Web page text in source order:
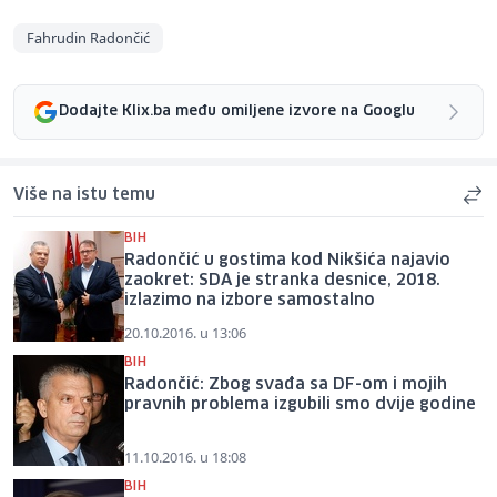
Fahrudin Radončić
Dodajte Klix.ba među omiljene izvore na Googlu
Više na istu temu
BIH
Radončić u gostima kod Nikšića najavio
zaokret: SDA je stranka desnice, 2018.
izlazimo na izbore samostalno
20.10.2016. u 13:06
BIH
Radončić: Zbog svađa sa DF-om i mojih
pravnih problema izgubili smo dvije godine
11.10.2016. u 18:08
BIH